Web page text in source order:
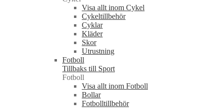
Visa allt inom Cykel
Cykeltillbehör
Cyklar
Kläder
Skor
Utrustning
Fotboll
Tillbaks till Sport
Fotboll
Visa allt inom Fotboll
Bollar
Fotbolltillbehör